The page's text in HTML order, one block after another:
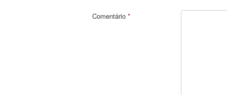
Comentário *